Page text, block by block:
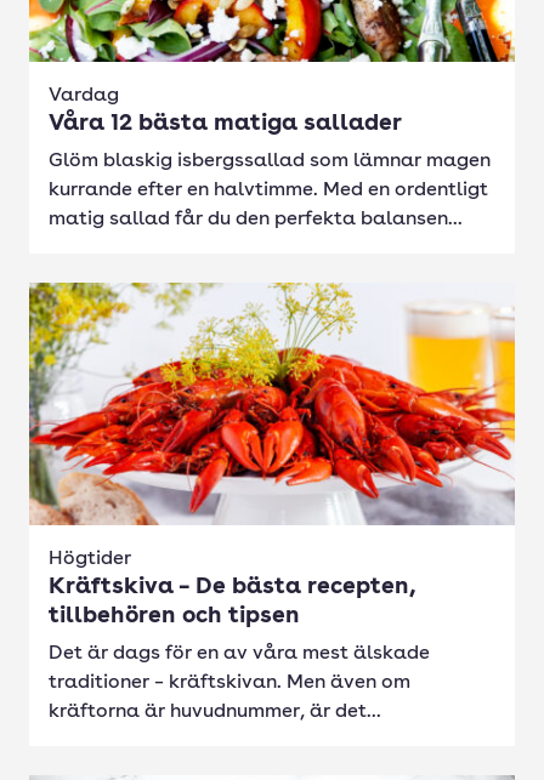
Vardag
Våra 12 bästa matiga sallader
Glöm blaskig isbergssallad som lämnar magen
kurrande efter en halvtimme. Med en ordentligt
matig sallad får du den perfekta balansen...
Högtider
Kräftskiva – De bästa recepten,
tillbehören och tipsen
Det är dags för en av våra mest älskade
traditioner – kräftskivan. Men även om
kräftorna är huvudnummer, är det...